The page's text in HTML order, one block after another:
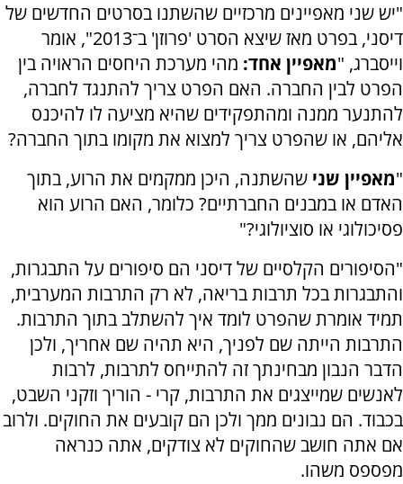
"יש שני מאפיינים מרכזיים שהשתנו בסרטים החדשים של
דיסני, בפרט מאז שיצא הסרט 'פרוזן' ב־2013", אומר
וייסברג, "מאפיין אחד: מהי מערכת היחסים הראויה בין
הפרט לבין החברה. האם הפרט צריך להתנגד לחברה,
להתנער ממנה ומהתפקידים שהיא מציעה לו להיכנס
אליהם, או שהפרט צריך למצוא את מקומו בתוך החברה?
"מאפיין שני שהשתנה, היכן ממקמים את הרוע, בתוך
האדם או במבנים החברתיים? כלומר, האם הרוע הוא
פסיכולוגי או סוציולוגי?"
"הסיפורים הקלסיים של דיסני הם סיפורים על התבגרות,
והתבגרות בכל תרבות בריאה, לא רק התרבות המערבית,
תמיד אומרת שהפרט לומד איך להשתלב בתוך התרבות.
התרבות הייתה שם לפניך, היא תהיה שם אחריך, ולכן
הדבר הנבון מבחינתך זה להתייחס לתרבות, לרבות
לאנשים שמייצגים את התרבות, קרי - הוריך וזקני השבט,
בכבוד. הם נבונים ממך ולכן הם קובעים את החוקים. ולרוב
אם אתה חושב שהחוקים לא צודקים, אתה כנראה
מפספס משהו.